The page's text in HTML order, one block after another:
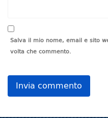
Salva il mio nome, email e sito
volta che commento.